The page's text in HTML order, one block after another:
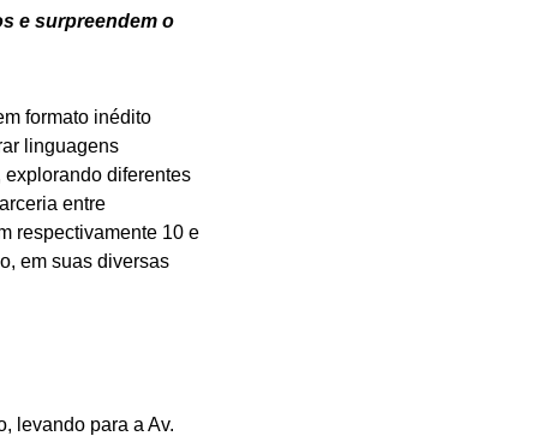
e surpreendem o
formato inédito
linguagens
explorando diferentes
entre
respectivamente 10 e
em suas diversas
levando para a Av.